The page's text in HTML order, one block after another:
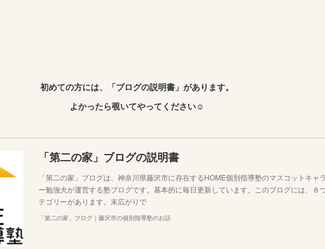
初めての方には、「ブログの説明書」があります。
よかったら覗いてやってください☺︎
「第二の家」ブログの説明書
「第二の家」ブログは、神奈川県藤沢市に存在するHOME個別指導塾のマスコットキャ
ー勉強犬が運営する塾ブログです。基本的に毎日更新しています。このブログには、８
テゴリーがあります。末広がりで
「第二の家」ブログ｜藤沢市の個別指導塾のお話